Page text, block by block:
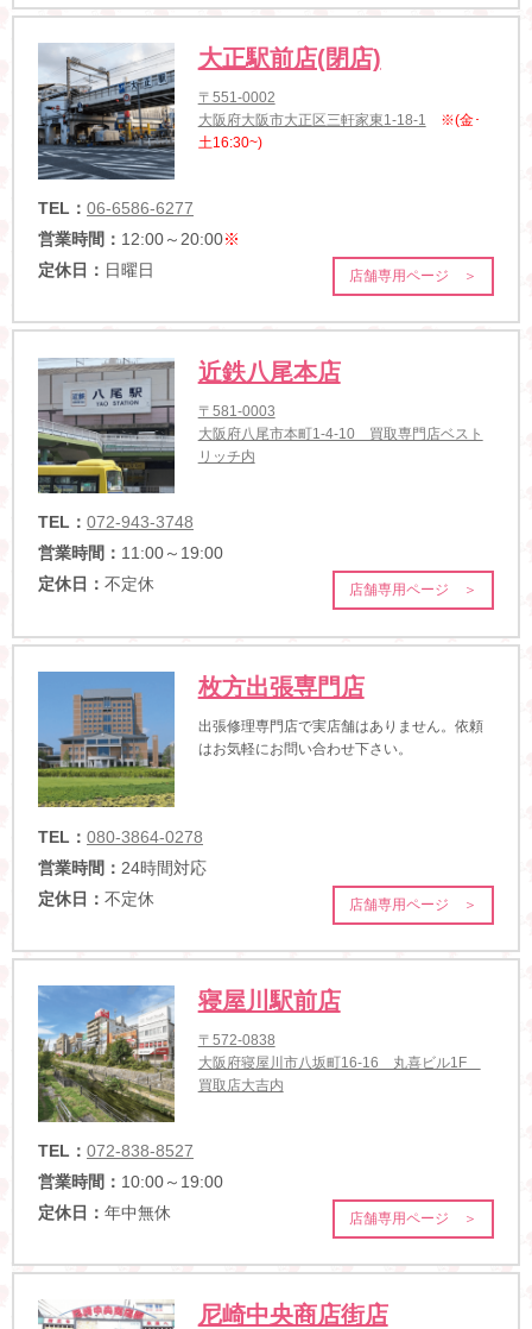
大正駅前店(閉店)
〒551-0002
大阪府大阪市大正区三軒家東1-18-1
※(金･
土16:30~)
TEL： 06-6586-6277
営業時間： 12:00～20:00※
定休日： 日曜日 店舗専用ページ ＞
近鉄八尾本店
〒581-0003
大阪府八尾市本町1-4-10 買取専門店ベスト
リッチ内
TEL： 072-943-3748
営業時間： 11:00～19:00
定休日： 不定休 店舗専用ページ ＞
枚方出張専門店
出張修理専門店で実店舗はありません。依頼
はお気軽にお問い合わせ下さい。
TEL： 080-3864-0278
営業時間： 24時間対応
定休日： 不定休 店舗専用ページ ＞
寝屋川駅前店
〒572-0838
大阪府寝屋川市八坂町16-16 丸喜ビル1F
買取店大吉内
TEL： 072-838-8527
営業時間： 10:00～19:00
定休日： 年中無休 店舗専用ページ ＞
尼崎中央商店街店